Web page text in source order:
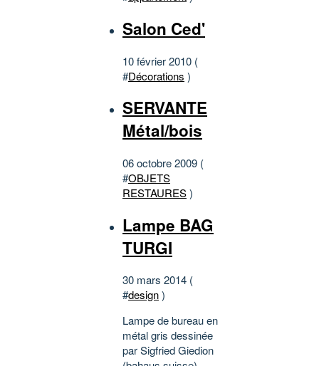
Salon Ced'
10 février 2010 (
#Décorations )
SERVANTE
Métal/bois
06 octobre 2009 (
#OBJETS
RESTAURES)
Lampe BAG
TURGI
30 mars 2014 (
#design)
Lampe de bureau en
métal gris dessinée
par Sigfried Giedion